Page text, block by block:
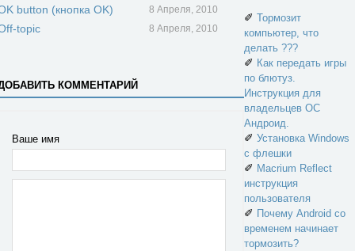
button (кнопка OK) 8 Апреля, 2010
topic 8 Апреля, 2010
КОММЕНТАРИЙ
Ваше имя
✐ Тормозит
компьютер, что
делать ???
✐ Как передать игры
по блютуз.
Инструкция для
владельцев ОС
Андроид.
✐ Установка Windows
с флешки
✐ Macrium Reflect
инструкция
пользователя
✐ Почему Android со
временем начинает
тормозить?